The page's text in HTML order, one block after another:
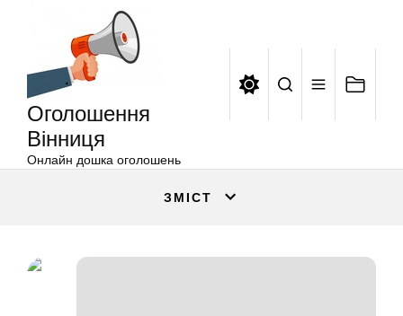
Оголошення
Вінниця
Онлайн дошка оголошень
ЗМІСТ